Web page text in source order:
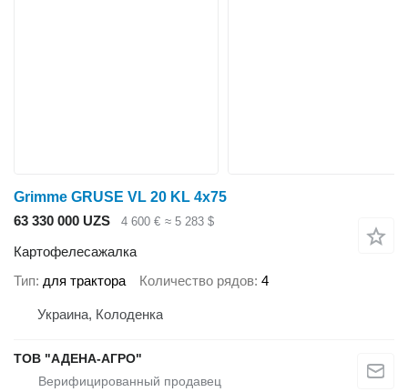
Grimme GRUSE VL 20 KL 4x75
63 330 000 UZS
4 600 € ≈ 5 283 $
Картофелесажалка
Тип для трактора Количество рядов 4
Украина, Колоденка
ТОВ "АДЕНА-АГРО"